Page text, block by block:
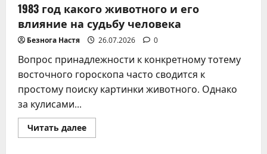
1983 год какого животного и его
влияние на судьбу человека
Безнога Настя 26.07.2026 0
Вопрос принадлежности к конкретному тотему
восточного гороскопа часто сводится к
простому поиску картинки животного. Однако
за кулисами...
Читать далееПрочитать
больше